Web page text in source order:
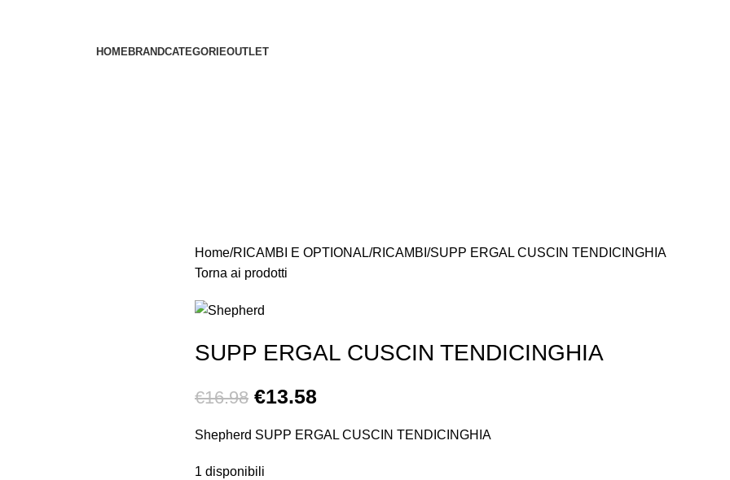
HOMEBRANDCATEGORIEOUTLET
Home RICAMBI E OPTIONAL RICAMBI SUPP ERGAL CUSCIN TENDICINGHIA
Torna ai prodotti
SUPP ERGAL CUSCIN TENDICINGHIA
€16.98 €13.58
Shepherd SUPP ERGAL CUSCIN TENDICINGHIA
1 disponibili